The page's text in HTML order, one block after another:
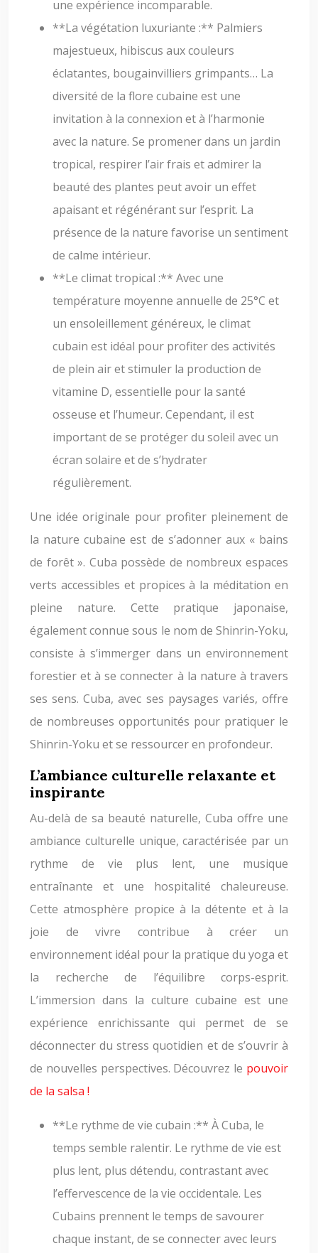
une expérience incomparable.
**La végétation luxuriante :** Palmiers
majestueux, hibiscus aux couleurs
éclatantes, bougainvilliers grimpants… La
diversité de la flore cubaine est une
invitation à la connexion et à l’harmonie
avec la nature. Se promener dans un jardin
tropical, respirer l’air frais et admirer la
beauté des plantes peut avoir un effet
apaisant et régénérant sur l’esprit. La
présence de la nature favorise un sentiment
de calme intérieur.
**Le climat tropical :** Avec une
température moyenne annuelle de 25°C et
un ensoleillement généreux, le climat
cubain est idéal pour profiter des activités
de plein air et stimuler la production de
vitamine D, essentielle pour la santé
osseuse et l’humeur. Cependant, il est
important de se protéger du soleil avec un
écran solaire et de s’hydrater
régulièrement.
Une idée originale pour profiter pleinement de
la nature cubaine est de s’adonner aux « bains
de forêt ». Cuba possède de nombreux espaces
verts accessibles et propices à la méditation en
pleine nature. Cette pratique japonaise,
également connue sous le nom de Shinrin-Yoku,
consiste à s’immerger dans un environnement
forestier et à se connecter à la nature à travers
ses sens. Cuba, avec ses paysages variés, offre
de nombreuses opportunités pour pratiquer le
Shinrin-Yoku et se ressourcer en profondeur.
L’ambiance culturelle relaxante et
inspirante
Au-delà de sa beauté naturelle, Cuba offre une
ambiance culturelle unique, caractérisée par un
rythme de vie plus lent, une musique
entraînante et une hospitalité chaleureuse.
Cette atmosphère propice à la détente et à la
joie de vivre contribue à créer un
environnement idéal pour la pratique du yoga et
la recherche de l’équilibre corps-esprit.
L’immersion dans la culture cubaine est une
expérience enrichissante qui permet de se
déconnecter du stress quotidien et de s’ouvrir à
de nouvelles perspectives. Découvrez le pouvoir
de la salsa !
**Le rythme de vie cubain :** À Cuba, le
temps semble ralentir. Le rythme de vie est
plus lent, plus détendu, contrastant avec
l’effervescence de la vie occidentale. Les
Cubains prennent le temps de savourer
chaque instant, de se connecter avec leurs